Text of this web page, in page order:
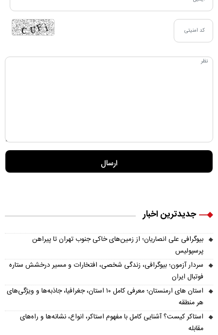
جدیدترین اخبار
بیوگرافی علی انصاریان؛ از زمین‌های خاکی جنوب تهران تا پیراهن
پرسپولیس
سردار آزمون؛ بیوگرافی، زندگی شخصی، افتخارات و مسیر درخشش ستاره
فوتبال ایران
استان های ارمنستان؛ معرفی کامل ۱۰ استان، جغرافیا، جاذبه‌ها و ویژگی‌های
هر منطقه
استاکر کیست؟ آشنایی کامل با مفهوم استاکر، انواع، نشانه‌ها و راه‌های
مقابله